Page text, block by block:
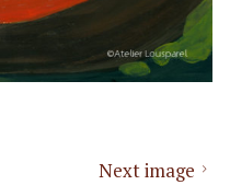
Next image